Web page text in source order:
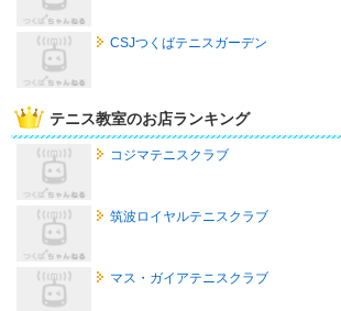
CSJつくばテニスガーデン
テニス教室のお店ランキング
コジマテニスクラブ
筑波ロイヤルテニスクラブ
マス・ガイアテニスクラブ